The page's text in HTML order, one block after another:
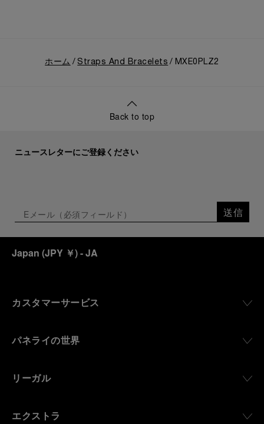
ホーム Straps And Bracelets MXE0PLZ2
Back to top
ニュースレターにご登録ください
送信
Japan (JPY ￥)- JA
カスタマーサービス
パネライの世界
リーガル
エクストラ